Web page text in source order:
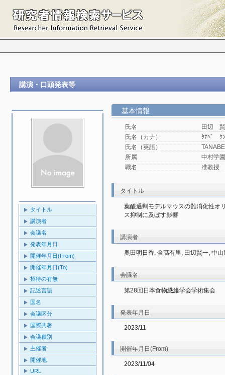
講演・口頭発表等
タイトル
講演者
会議名
発表年月日
開催年月日(From)
開催年月日(To)
招待の有無
記述言語
国名
会議区分
国際共著
会議種別
主催者
開催地
URL
基本情報
氏名
田辺
氏名（カナ）
ﾀﾅﾍﾞ ｹ
氏名（英語）
所属
中村学
職名
准教授
タイトル
葉酸過剰モデルマウスの難消化性オ
ス抑制に及ぼす影響
講演者
奥田明日香, 金髙有里, 田辺賢一, 中
会議名
第28回日本食物繊維学会学術集会
発表年月日
2023/11
開催年月日(From)
2023/11/04